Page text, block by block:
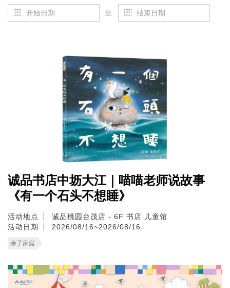
至
诚品书店中坜大江｜喵喵老师说故事
《有一个石头不想睡》
活动地点
诚品桃园台茂店 - 6F 书店 儿童馆
活动日期
2026/08/16~2026/08/16
亲子家庭